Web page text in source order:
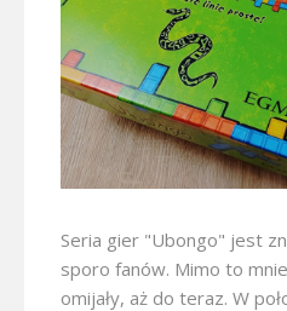
Seria gier "Ubongo" jest
sporo fanów. Mimo to
omijały, aż do teraz. W